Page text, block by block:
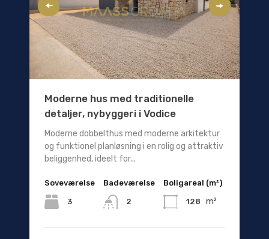
Moderne hus med traditionelle
detaljer, nybyggeri i Vodice
Moderne dobbelthus med moderne arkitektur
og funktionel planløsning i en rolig og attraktiv
beliggenhed, ideelt for...
Soveværelse
3
Badeværelse
2
Boligareal (m²)
128 m²